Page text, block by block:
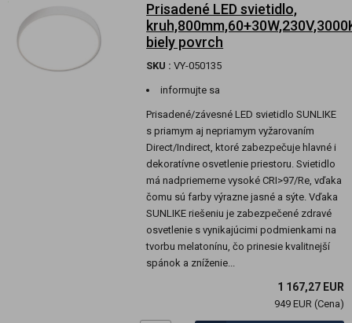
Prisadené LED svietidlo,
biely povrch
SKU : VY-050135
informujte sa
Prisadené/závesné LED svietidlo SUNLIKE
s priamym aj nepriamym vyžarovaním
Direct/Indirect, ktoré zabezpečuje hlavné i
dekoratívne osvetlenie priestoru. Svietidlo
má nadpriemerne vysoké CRI>97/Re, vďaka
čomu sú farby výrazne jasné a sýte. Vďaka
SUNLIKE riešeniu je zabezpečené zdravé
osvetlenie s vynikajúcimi podmienkami na
tvorbu melatonínu, čo prinesie kvalitnejší
spánok a zníženie...
1 167,27 EUR
949 EUR (Cena)